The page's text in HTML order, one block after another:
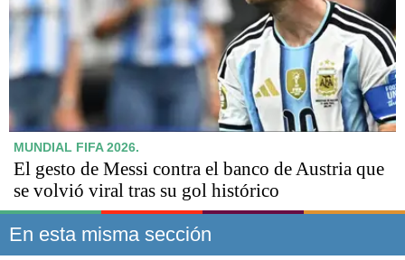
MUNDIAL FIFA 2026.
El gesto de Messi contra el banco de Austria que
se volvió viral tras su gol histórico
En esta misma sección